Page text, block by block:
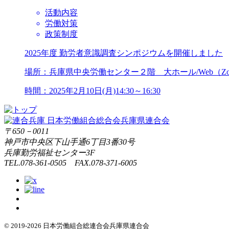
活動内容
労働対策
政策制度
2025年度 勤労者意識調査シンポジウムを開催しました
場所：兵庫県中央労働センター２階 大ホール/Web（
時間：2025年2月10日(月)14:30～16:30
〒650－0011
神戸市中央区下山手通6丁目3番30号
兵庫勤労福祉センター3F
TEL.078-361-0505 FAX.078-371-6005
© 2019-2026 日本労働組合総連合会兵庫県連合会